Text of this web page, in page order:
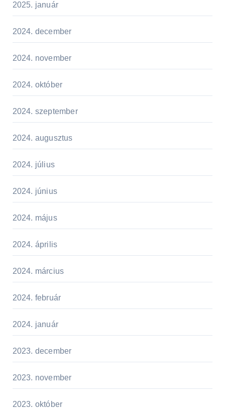
2025. január
2024. december
2024. november
2024. október
2024. szeptember
2024. augusztus
2024. július
2024. június
2024. május
2024. április
2024. március
2024. február
2024. január
2023. december
2023. november
2023. október